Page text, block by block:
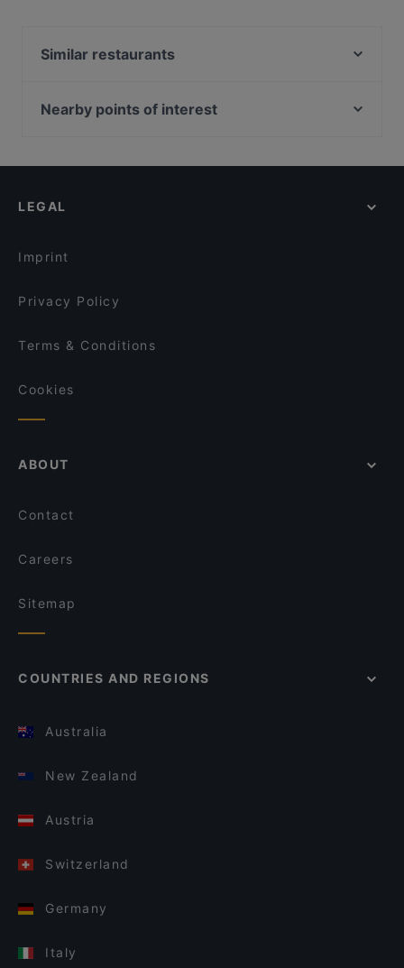
Similar restaurants
Restaurant Richard Löwenherz
Schmid's
Nearby points of interest
U Bahn Rathaus, Vienna
LEGAL
Imprint
Privacy Policy
Terms & Conditions
Cookies
ABOUT
Contact
Careers
Sitemap
COUNTRIES AND REGIONS
Australia
New Zealand
Austria
Switzerland
Germany
Italy